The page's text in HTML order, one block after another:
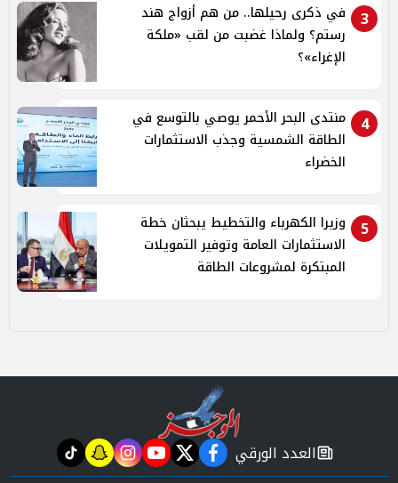
3
في ذكرى رحيلها.. من هم أزواج هند
رستم؟ ولماذا غضبت من لقب «ملكة
الإغراء»؟
4
منتدى البحر الأحمر يوصي بالتوسع في
الطاقة الشمسية وجذب الاستثمارات
الخضراء
5
وزيرا الكهرباء والتخطيط يبحثان خطة
الاستثمارات العامة وتوفير التمويلات
المبتكرة لمشروعات الطاقة
newspaper
العدد الورقي facebook
twitter
youtube
instagram
snapchat
tiktok